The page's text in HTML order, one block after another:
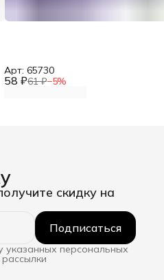
58 ₽61 ₽−5%
Арт: 65730
скидку на
Подписаться
указанных персональных